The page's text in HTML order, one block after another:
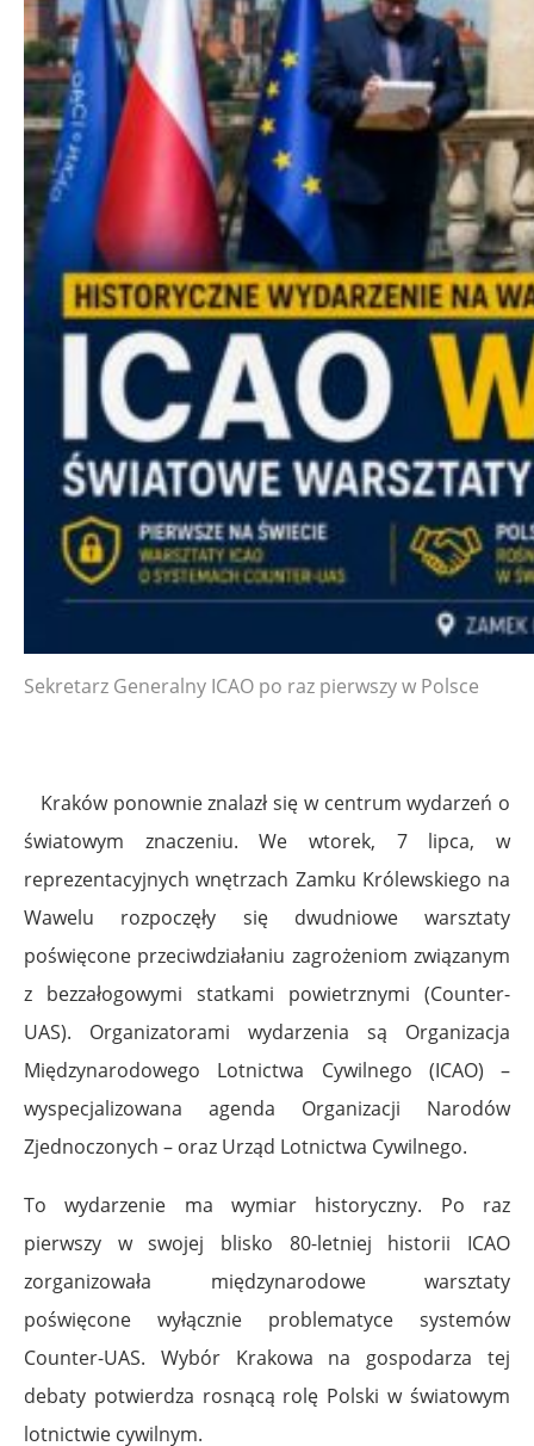
Sekretarz Generalny ICAO po raz pierwszy w Polsce
Kraków ponownie znalazł się w centrum wydarzeń o
światowym znaczeniu. We wtorek, 7 lipca, w
reprezentacyjnych wnętrzach Zamku Królewskiego na
Wawelu rozpoczęły się dwudniowe warsztaty
poświęcone przeciwdziałaniu zagrożeniom związanym
z bezzałogowymi statkami powietrznymi (Counter-
UAS). Organizatorami wydarzenia są Organizacja
Międzynarodowego Lotnictwa Cywilnego (ICAO) –
wyspecjalizowana agenda Organizacji Narodów
Zjednoczonych – oraz Urząd Lotnictwa Cywilnego.
To wydarzenie ma wymiar historyczny. Po raz
pierwszy w swojej blisko 80-letniej historii ICAO
zorganizowała międzynarodowe warsztaty
poświęcone wyłącznie problematyce systemów
Counter-UAS. Wybór Krakowa na gospodarza tej
debaty potwierdza rosnącą rolę Polski w światowym
lotnictwie cywilnym.